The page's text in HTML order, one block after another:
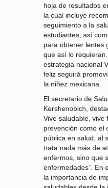
hoja de resultados
la cual incluye
seguimiento a la
estudiantes, así
para obtener lentes
que así lo
estrategia nacional
feliz seguirá
la niñez mexicana.
El secretario de
Kershenobich,
Vive saludable, vive
prevención como el
pública en salud, al
trata nada más de
enfermos, sino que
enfermedades”. En
la importancia de